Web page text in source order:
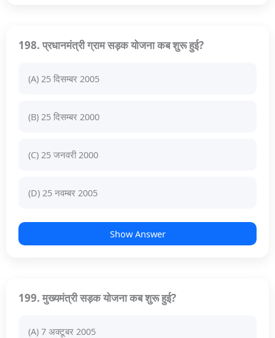
198. प्रधानमंत्री ग्राम सड़क योजना कब शुरू हुई?
(A) 25 दिसम्बर 2005
(B) 25 दिसम्बर 2000
(C) 25 जनवरी 2000
(D) 25 नवम्बर 2005
Show Answer
199. मुख्यमंत्री सड़क योजना कब शुरू हुई?
(A) 7 अक्टूबर 2005